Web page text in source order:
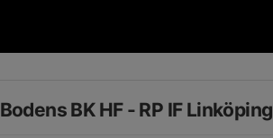
Bodens BK HF - RP IF Linköping